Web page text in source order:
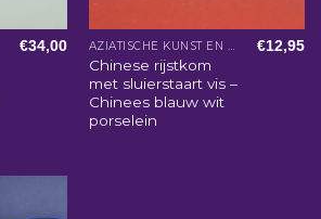
€34,00 AZIATISCHE KUNST EN WOONACCESSOIRES
Chinese rijstkom
met sluierstaart vis –
Chinees blauw wit
porselein
€12,95